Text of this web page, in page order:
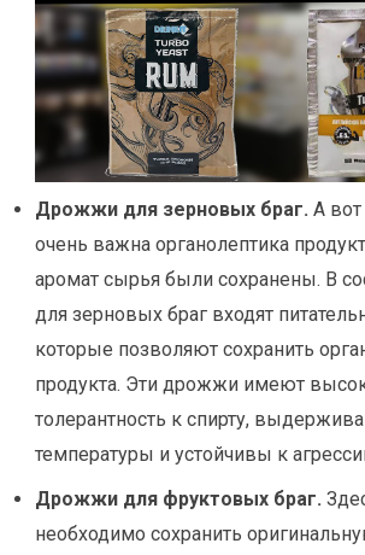
Дрожжи для зерновых браг. А вот
очень важна органолептика
аромат сырья были сохранены. В
для зерновых браг входят
которые позволяют сохранить
продукта. Эти дрожжи имеют
толерантность к спирту,
температуры и устойчивы к
Дрожжи для фруктовых браг.
необходимо сохранить